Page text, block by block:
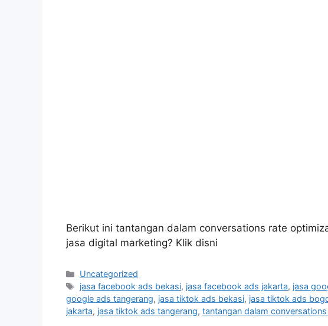
Berikut ini tantangan dalam conversations rate
jasa digital marketing? Klik disni
Uncategorized
jasa facebook ads bekasi, jasa facebook ads jakarta, jasa
google ads tangerang, jasa tiktok ads bekasi, jasa tiktok ads
jakarta, jasa tiktok ads tangerang, tantangan dalam